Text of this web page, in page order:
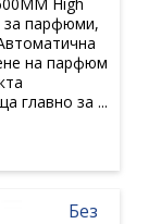
за парфюми,
на парфюм
главно за ...
Без